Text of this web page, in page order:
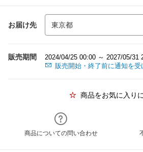
お届け先
販売期間
2024/04/25 00:00 ～ 2027/05/31
販売開始・終了前に通知を受
商品をお気に入り
商品についての問い合わせ